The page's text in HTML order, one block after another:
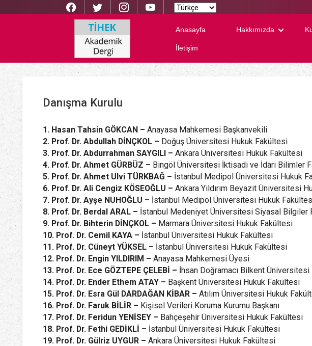
Anasayfa Hakkımızda
İletişim
Danışma Kurulu
1. Hasan Tahsin GÖKCAN – Anayasa Mahkemesi Başkanvekili
2. Prof. Dr. Abdullah DİNÇKOL – Doğuş Üniversitesi Hukuk Fakültesi
3. Prof. Dr. Abdurrahman SAYGILI – Ankara Üniversitesi Hukuk Fakültesi
4. Prof. Dr. Ahmet GÜRBÜZ – Bingöl Üniversitesi İktisadi ve İdari Bilimler
5. Prof. Dr. Ahmet Ulvi TÜRKBAĞ – İstanbul Medipol Üniversitesi Hukuk
6. Prof. Dr. Ali Cengiz KÖSEOĞLU – Ankara Yıldırım Beyazıt Üniversitesi
7. Prof. Dr. Ayşe NUHOĞLU – İstanbul Medipol Üniversitesi Hukuk
8. Prof. Dr. Berdal ARAL – İstanbul Medeniyet Üniversitesi Siyasal Bilgiler
9. Prof. Dr. Bihterin DİNÇKOL – Marmara Üniversitesi Hukuk Fakültesi
10. Prof. Dr. Cemil KAYA – İstanbul Üniversitesi Hukuk Fakültesi
11. Prof. Dr. Cüneyt YÜKSEL – İstanbul Üniversitesi Hukuk Fakültesi
12. Prof. Dr. Engin YILDIRIM – Anayasa Mahkemesi Üyesi
13. Prof. Dr. Ece GÖZTEPE ÇELEBİ – İhsan Doğramacı Bilkent
14. Prof. Dr. Ender Ethem ATAY – Başkent Üniversitesi Hukuk Fakültesi
15. Prof. Dr. Esra Gül DARDAĞAN KİBAR – Atılım Üniversitesi Hukuk
16. Prof. Dr. Faruk BİLİR – Kişisel Verileri Koruma Kurumu Başkanı
17. Prof. Dr. Feridun YENİSEY – Bahçeşehir Üniversitesi Hukuk Fakültesi
18. Prof. Dr. Fethi GEDİKLİ – İstanbul Üniversitesi Hukuk Fakültesi
19. Prof. Dr. Gülriz UYGUR – Ankara Üniversitesi Hukuk Fakültesi